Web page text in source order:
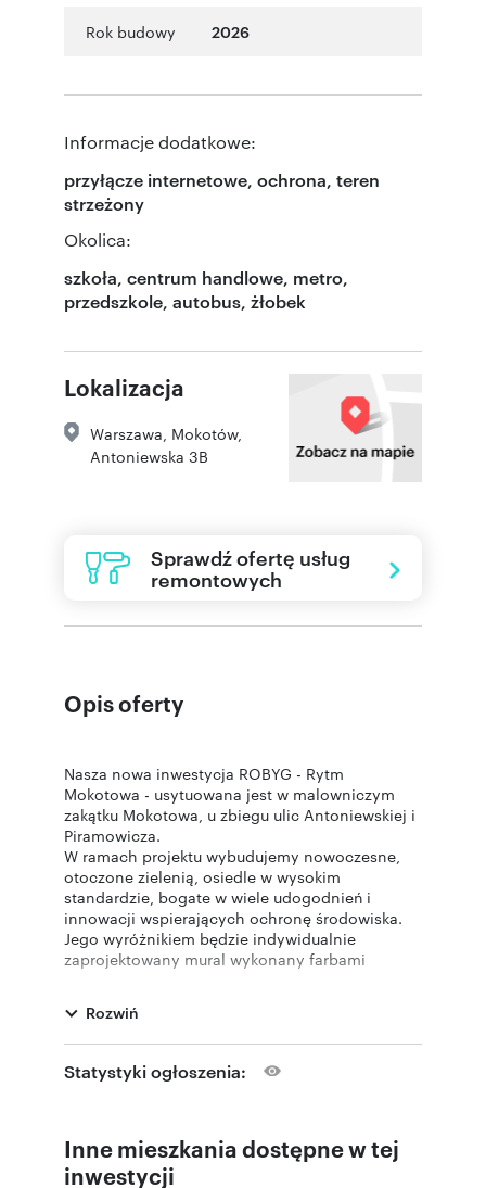
Rok budowy 2026
Informacje dodatkowe:
przyłącze internetowe, ochrona, teren
strzeżony
Okolica:
szkoła, centrum handlowe, metro,
przedszkole, autobus, żłobek
Lokalizacja
Warszawa, Mokotów,
Antoniewska 3B
Sprawdź ofertę usług
remontowych
Opis oferty
Nasza nowa inwestycja ROBYG - Rytm
Mokotowa - usytuowana jest w malowniczym
zakątku Mokotowa, u zbiegu ulic Antoniewskiej i
Piramowicza.
W ramach projektu wybudujemy nowoczesne,
otoczone zielenią, osiedle w wysokim
standardzie, bogate w wiele udogodnień i
innowacji wspierających ochronę środowiska.
Jego wyróżnikiem będzie indywidualnie
zaprojektowany mural wykonany farbami
samochodów elektrycznych i stojaków na
rowery.
Do dyspozycji mieszkańców oddamy również
strefę fitness z sauną i pokojem jogi, place
Zapraszamy Państwa do zapoznania się z naszą
nową inwestycją i zachęcamy do zakupu
Rozwiń
Statystyki ogłoszenia:
Inne mieszkania dostępne w tej
inwestycji